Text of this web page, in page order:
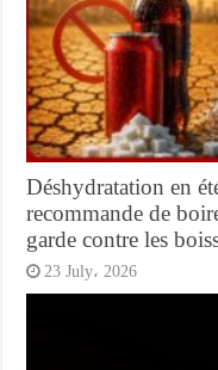
Déshydratation en
recommande de
garde contre les
23 July، 2026